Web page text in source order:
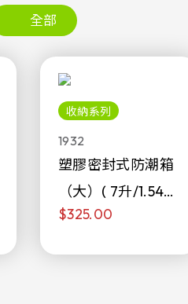
全部
收納系列
1932
塑膠密封式防潮箱
（大）( 7升/1.54加
侖)
$325.00